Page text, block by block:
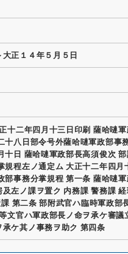
正１４年５月５日
十二年四月十三日印刷 薩哈嗹
十八日部令号外薩哈嗹軍政部事
十日 薩哈嗹軍政部長高須俊次
規程左ノ通定ム 大正十二年四月
部事務分掌規程 第一条 薩哈嗹
左ノ課ヲ置ク 内務課 警務課
第二条 部附武官ハ臨時軍政部
文官ハ軍政部長ノ命ヲ承ケ審議
ケ其ノ事務ヲ助ク 第四条